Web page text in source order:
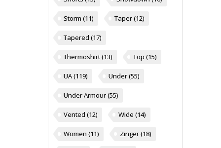
Storm (11) Taper(12)
Tapered (17)
Thermoshirt(13) Top (15)
UA(119) Under(55)
Under Armour(55)
Vented (12) Wide (14)
Women (11) Zinger(18)